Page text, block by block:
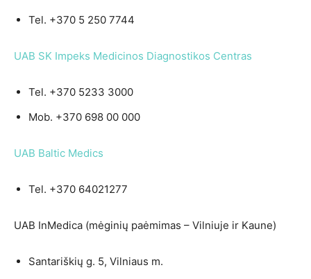
Tel. +370 5 250 7744
UAB SK Impeks Medicinos Diagnostikos Centras
Tel. +370 5233 3000
Mob. +370 698 00 000
UAB Baltic Medics
Tel. +370 64021277
UAB InMedica (mėginių paėmimas – Vilniuje ir Kaune)
Santariškių g. 5, Vilniaus m.